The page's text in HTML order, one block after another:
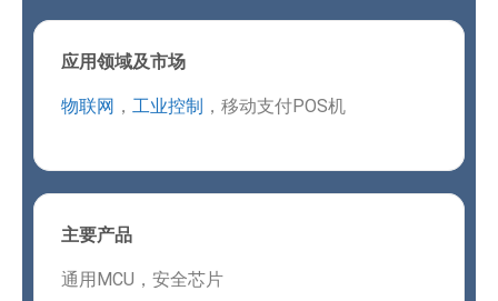
应用领域及市场
物联网 ， 工业控制 ，移动支付POS机
主要产品
通用MCU，安全芯片